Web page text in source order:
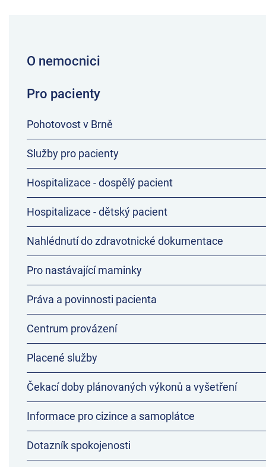
O nemocnici
Pro pacienty
Pohotovost v Brně
Služby pro pacienty
Hospitalizace - dospělý pacient
Hospitalizace - dětský pacient
Nahlédnutí do zdravotnické dokumentace
Pro nastávající maminky
Práva a povinnosti pacienta
Centrum provázení
Placené služby
Čekací doby plánovaných výkonů a vyšetření
Informace pro cizince a samoplátce
Dotazník spokojenosti